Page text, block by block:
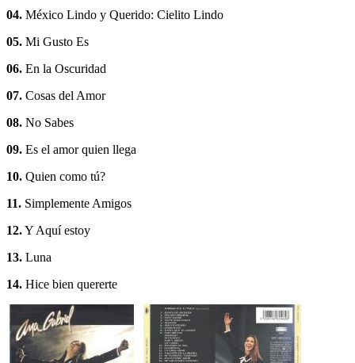
04. México Lindo y Querido: Cielito Lindo
05. Mi Gusto Es
06. En la Oscuridad
07. Cosas del Amor
08. No Sabes
09. Es el amor quien llega
10. Quien como tú?
11. Simplemente Amigos
12.Y Aquí estoy
13. Luna
14. Hice bien quererte